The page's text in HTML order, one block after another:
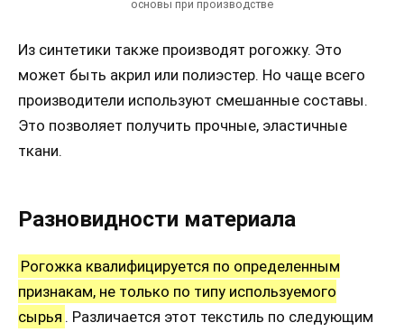
основы при производстве
Из синтетики также производят рогожку. Это
может быть акрил или полиэстер. Но чаще всего
производители используют смешанные составы.
Это позволяет получить прочные, эластичные
ткани.
Разновидности материала
Рогожка квалифицируется по определенным
признакам, не только по типу используемого
сырья . Различается этот текстиль по следующим